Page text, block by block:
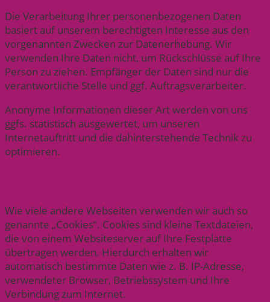
Die Verarbeitung Ihrer personenbezogenen Daten
basiert auf unserem berechtigten Interesse aus den
vorgenannten Zwecken zur Datenerhebung. Wir
verwenden Ihre Daten nicht, um Rückschlüsse auf Ihre
Person zu ziehen. Empfänger der Daten sind nur die
verantwortliche Stelle und ggf. Auftragsverarbeiter.
Anonyme Informationen dieser Art werden von uns
ggfs. statistisch ausgewertet, um unseren
Internetauftritt und die dahinterstehende Technik zu
optimieren.
Wie viele andere Webseiten verwenden wir auch so
genannte „Cookies“. Cookies sind kleine Textdateien,
die von einem Websiteserver auf Ihre Festplatte
übertragen werden. Hierdurch erhalten wir
automatisch bestimmte Daten wie z. B. IP-Adresse,
verwendeter Browser, Betriebssystem und Ihre
Verbindung zum Internet.